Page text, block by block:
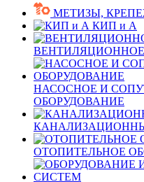
МЕТИЗЫ,
КИП и А
НАСОСНОЕ И
ОБОРУДОВАНИЕ
ОТОПИТЕЛЬНОЕ